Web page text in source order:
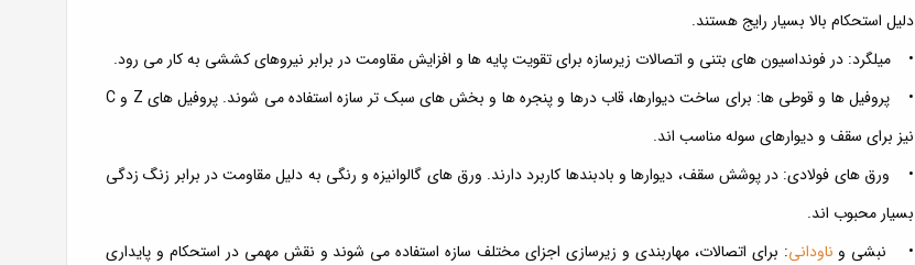
دلیل استحکام بالا بسیار رایج هستند.
• میلگرد: در فونداسیون های بتنی و اتصالات زیرسازه برای تقویت پایه ها و افزایش مقاومت در برابر نیروهای کششی به کار می رود.
• پروفیل ها و قوطی ها: برای ساخت دیوارها، قاب درها و پنجره ها و بخش های سبک تر سازه استفاده می شوند. پروفیل های Z و C
نیز برای سقف و دیوارهای سوله مناسب اند.
• ورق های فولادی: در پوشش سقف، دیوارها و بادبندها کاربرد دارند. ورق های گالوانیزه و رنگی به دلیل مقاومت در برابر زنگ زدگی
بسیار محبوب اند.
• نبشی و ناودانی: برای اتصالات، مهاربندی و زیرسازی اجزای مختلف سازه استفاده می شوند و نقش مهمی در استحکام و پایداری